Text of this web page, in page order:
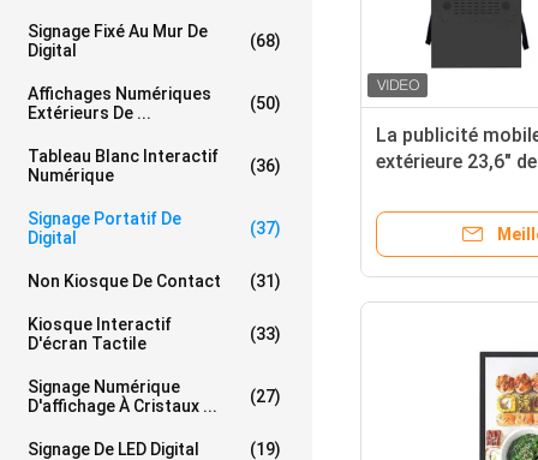
Signage Fixé Au Mur De
Digital
(68)
Affichages Numériques
Extérieurs De ...
(50)
Tableau Blanc Interactif
Numérique
(36)
Signage Portatif De
Digital
(37)
Non Kiosque De Contact (31)
Kiosque Interactif
D'écran Tactile
(33)
Signage Numérique
D'affichage À Cristaux ...
(27)
Signage De LED Digital (19)
La publicité
extérieure 23,6"
Digital à l'épreuve